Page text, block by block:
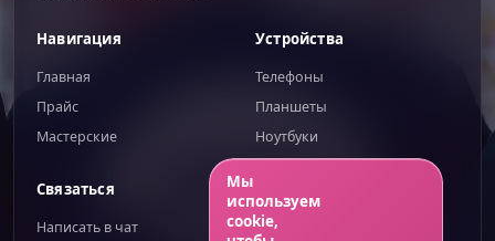
Новая влагозащита
Проверка всех функций
Навигация
Главная
Прайс
Мастерские
Устройства
Телефоны
Планшеты
Ноутбуки
Связаться
Написать в чат Публичная оферта
Мы
используем
cookie,
ИИ-помощник — отвечаю сразу